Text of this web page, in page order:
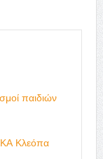
παιδιών
Κλεόπα